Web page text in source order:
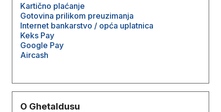
Kartično plaćanje
Gotovina prilikom preuzimanja
Internet bankarstvo / opća uplatnica
Keks Pay
Google Pay
Aircash
O Ghetaldusu